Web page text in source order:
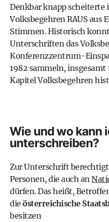
Denkbar knapp scheiterte
Volksbegehren RAUS aus
Stimmen. Historisch
Unterschriften das
Konferenzzentrum-
1982 sammeln, insgesamt
Kapitel Volksbegehren
Wie und wo kann
unterschreiben?
Zur Unterschrift
Personen, die auch an
dürfen. Das heißt,
die österreichische
besitzen